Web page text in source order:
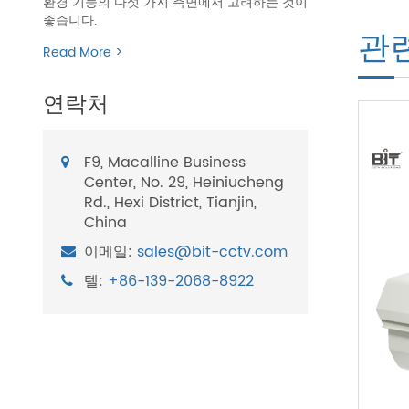
좋습니다.
Read More >
연락처
F9, Macalline Business
Center, No. 29, Heiniucheng
Rd., Hexi District, Tianjin,
China
이메일: sales@bit-cctv.com
텔: +86-139-2068-8922
관